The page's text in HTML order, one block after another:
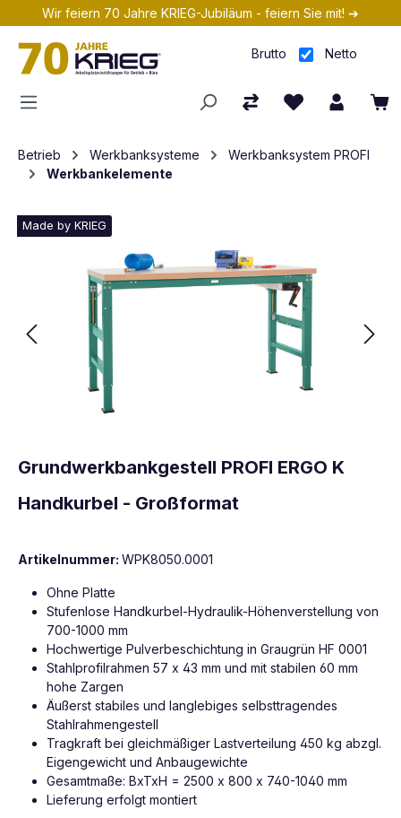
Zum Hauptinhalt springen
Wir feiern 70 Jahre KRIEG-Jubiläum - feiern Sie mit! ➔
Brutto Netto
Betrieb Werkbanksysteme
Werkbanksystem PROFI
Werkbankelemente
Made by KRIEG
Grundwerkbankgestell PROFI ERGO K
Handkurbel - Großformat
Artikelnummer: WPK8050.0001
Ohne Platte
Stufenlose Handkurbel-Hydraulik-Höhenverstellung von
700-1000 mm
Hochwertige Pulverbeschichtung in Graugrün HF 0001
Stahlprofilrahmen 57 x 43 mm und mit stabilen 60 mm
hohe Zargen
Äußerst stabiles und langlebiges selbsttragendes
Stahlrahmengestell
Tragkraft bei gleichmäßiger Lastverteilung 450 kg abzgl.
Eigengewicht und Anbaugewichte
Gesamtmaße: BxTxH = 2500 x 800 x 740-1040 mm
Lieferung erfolgt montiert